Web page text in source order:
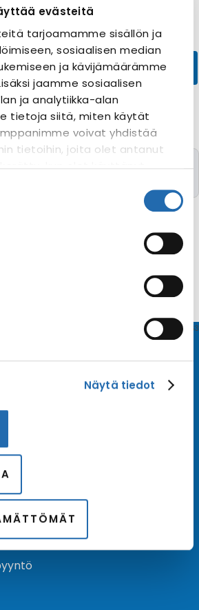
evästeitä
tarjoamamme sisällön ja
sosiaalisen median
ja kävijämäärämme
jaamme sosiaalisen
ja analytiikka-alan
tietoja siitä, miten käytät
voivat yhdistää
tietoihin, joita olet antanut
sivuston
linkistä.
Näytä tiedot
V4.1663
ja kampanjaeduista.